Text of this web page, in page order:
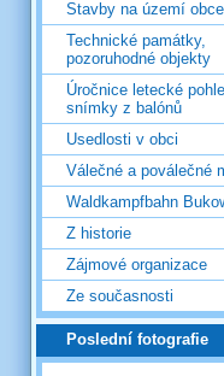
Stavby na území obce
Technické památky,
pozoruhodné objekty
Úročnice letecké
snímky z balónů
Usedlosti v obci
Válečné a poválečné
Waldkampfbahn
Z historie
Zájmové organizace
Ze současnosti
Poslední fotografie